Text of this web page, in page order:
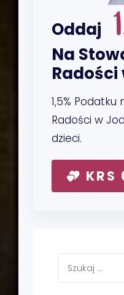
Oddaj
Na
Radości
1,5%
Radości w
dzieci.